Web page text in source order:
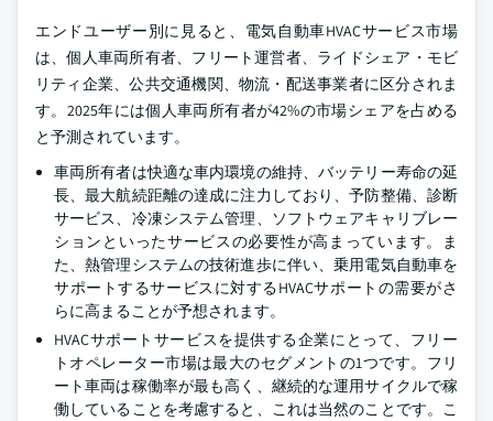
エンドユーザー別に見ると、電気自動車HVACサービス市場
は、個人車両所有者、フリート運営者、ライドシェア・モビ
リティ企業、公共交通機関、物流・配送事業者に区分されま
す。2025年には個人車両所有者が42%の市場シェアを占める
と予測されています。
車両所有者は快適な車内環境の維持、バッテリー寿命の延
長、最大航続距離の達成に注力しており、予防整備、診断
サービス、冷凍システム管理、ソフトウェアキャリブレー
ションといったサービスの必要性が高まっています。ま
た、熱管理システムの技術進歩に伴い、乗用電気自動車を
サポートするサービスに対するHVACサポートの需要がさ
らに高まることが予想されます。
HVACサポートサービスを提供する企業にとって、フリー
トオペレーター市場は最大のセグメントの1つです。フリ
ート車両は稼働率が最も高く、継続的な運用サイクルで稼
働していることを考慮すると、これは当然のことです。こ